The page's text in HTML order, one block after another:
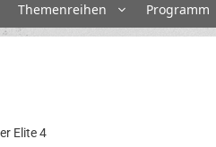
Themenreihen Programm
Elite 4